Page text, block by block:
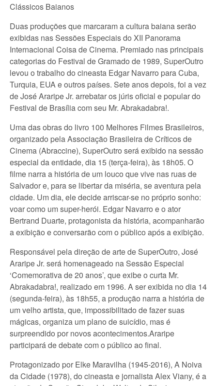
Clássicos Baianos
Duas produções que marcaram a cultura baiana serão
exibidas nas Sessões Especiais do XII Panorama
Internacional Coisa de Cinema. Premiado nas principais
categorias do Festival de Gramado de 1989, SuperOutro
levou o trabalho do cineasta Edgar Navarro para Cuba,
Turquia, EUA e outros países. Sete anos depois, foi a vez
de José Araripe Jr. arrebatar os júris oficial e popular do
Festival de Brasília com seu Mr. Abrakadabra!.
Uma das obras do livro 100 Melhores Filmes Brasileiros,
organizado pela Associação Brasileira de Críticos de
Cinema (Abraccine), SuperOutro será exibido na sessão
especial da entidade, dia 15 (terça-feira), às 18h05. O
filme narra a história de um louco que vive nas ruas de
Salvador e, para se libertar da miséria, se aventura pela
cidade. Um dia, ele decide arriscar-se no próprio sonho:
voar como um super-herói. Edgar Navarro e o ator
Bertrand Duarte, protagonista da história, acompanharão
a exibição e conversarão com o público após a exibição.
Responsável pela direção de arte de SuperOutro, José
Araripe Jr. será homenageado na Sessão Especial
‘Comemorativa de 20 anos’, que exibe o curta Mr.
Abrakadabra!, realizado em 1996. A ser exibida no dia 14
(segunda-feira), às 18h55, a produção narra a história de
um velho artista, que, impossibilitado de fazer suas
mágicas, organiza um plano de suicídio, mas é
surpreendido por novos acontecimentos.Araripe
participará de debate com o público ao final.
Protagonizado por Elke Maravilha (1945-2016), A Noiva
da Cidade (1978), do cineasta e jornalista Alex Viany, é a